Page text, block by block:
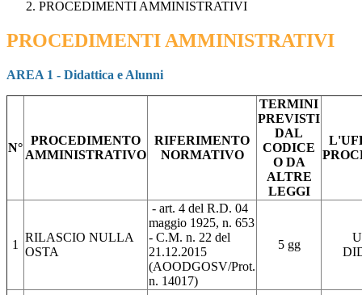
PROCEDIMENTI AMMINISTRATIVI
PROCEDIMENTI AMMINISTRATIVI
AREA 1 - Didattica e Alunni
N°
PROCEDIMENTO
AMMINISTRATIVO
RIFERIMENTO
NORMATIVO
TERMINI
PREVISTI
DAL
CODICE
O DA
ALTRE
LEGGI
1
RILASCIO NULLA
OSTA
- art. 4 del R.D. 04
maggio 1925, n. 653
- C.M. n. 22 del
21.12.2015
(AOODGOSV/Prot.
n. 14017)
5 gg